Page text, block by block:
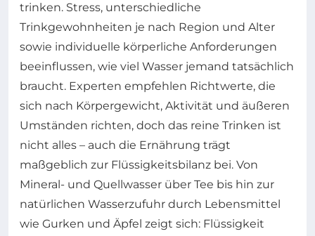
trinken. Stress, unterschiedliche
Trinkgewohnheiten je nach Region und Alter
sowie individuelle körperliche Anforderungen
beeinflussen, wie viel Wasser jemand tatsächlich
braucht. Experten empfehlen Richtwerte, die
sich nach Körpergewicht, Aktivität und äußeren
Umständen richten, doch das reine Trinken ist
nicht alles – auch die Ernährung trägt
maßgeblich zur Flüssigkeitsbilanz bei. Von
Mineral- und Quellwasser über Tee bis hin zur
natürlichen Wasserzufuhr durch Lebensmittel
wie Gurken und Äpfel zeigt sich: Flüssigkeit